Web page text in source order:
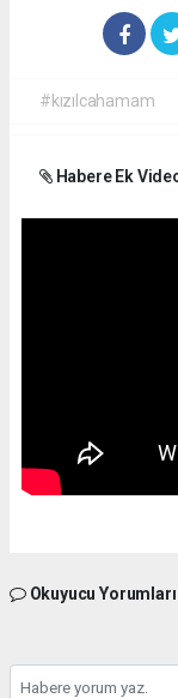
#kızılcahamam
Habere Ek
Okuyucu